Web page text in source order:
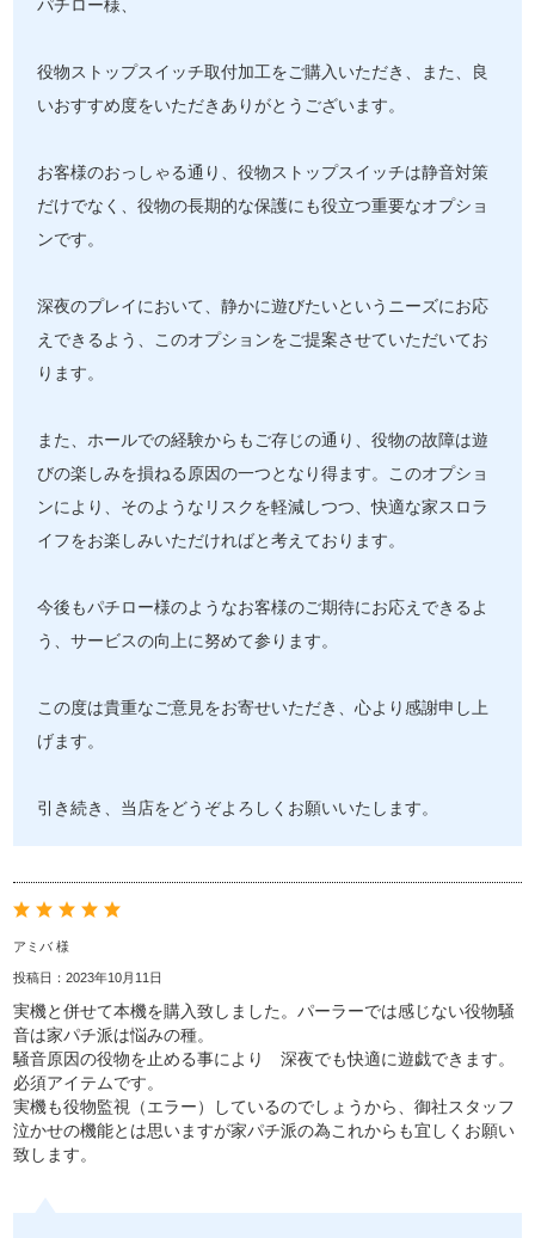
パチロー様、
役物ストップスイッチ取付加工をご購入いただき、また、良
いおすすめ度をいただきありがとうございます。
お客様のおっしゃる通り、役物ストップスイッチは静音対策
だけでなく、役物の長期的な保護にも役立つ重要なオプショ
ンです。
深夜のプレイにおいて、静かに遊びたいというニーズにお応
えできるよう、このオプションをご提案させていただいてお
ります。
また、ホールでの経験からもご存じの通り、役物の故障は遊
びの楽しみを損ねる原因の一つとなり得ます。このオプショ
ンにより、そのようなリスクを軽減しつつ、快適な家スロラ
イフをお楽しみいただければと考えております。
今後もパチロー様のようなお客様のご期待にお応えできるよ
う、サービスの向上に努めて参ります。
この度は貴重なご意見をお寄せいただき、心より感謝申し上
げます。
引き続き、当店をどうぞよろしくお願いいたします。
アミバ 様
投稿日：2023年10月11日
実機と併せて本機を購入致しました。パーラーでは感じない役物騒
音は家パチ派は悩みの種。
騒音原因の役物を止める事により 深夜でも快適に遊戯できます。
必須アイテムです。
実機も役物監視（エラー）しているのでしょうから、御社スタッフ
泣かせの機能とは思いますが家パチ派の為これからも宜しくお願い
致します。